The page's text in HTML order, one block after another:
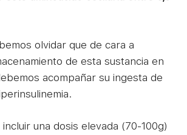
olvidar que de cara a
de esta sustancia en
acompañar su ingesta de
una dosis elevada (70-100g)